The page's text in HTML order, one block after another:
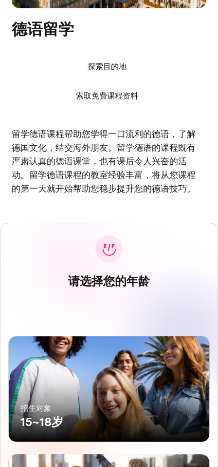
德语留学
留学德语课程帮助您学得一口流利的德语，了解
德国文化，结交海外朋友。留学德语的课程既有
严肃认真的德语课堂，也有课后令人兴奋的活
动。留学德语课程的教室经验丰富，将从您课程
的第一天就开始帮助您稳步提升您的德语技巧。
探索目的地
索取免费课程资料
请选择您的年龄
招生对象
15~18岁